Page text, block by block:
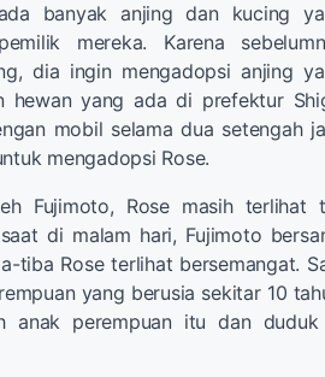
banyak anjing dan kucing
mereka. Karena
dia ingin mengadopsi anjing
hewan yang ada di prefektur
mobil selama dua setengah
mengadopsi Rose.
Fujimoto, Rose masih terlihat
di malam hari, Fujimoto
tiba Rose terlihat bersemangat.
yang berusia sekitar 10
anak perempuan itu dan